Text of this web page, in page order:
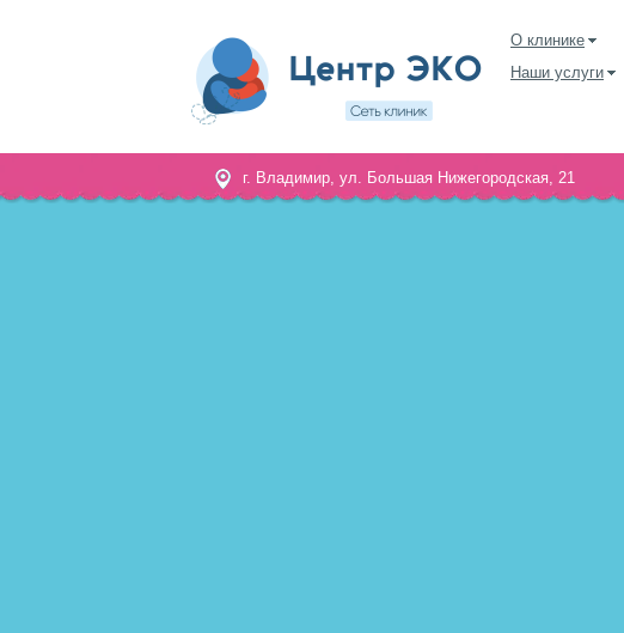
О клинике
Наши услуги
г. Владимир, ул. Большая Нижегородская, 21